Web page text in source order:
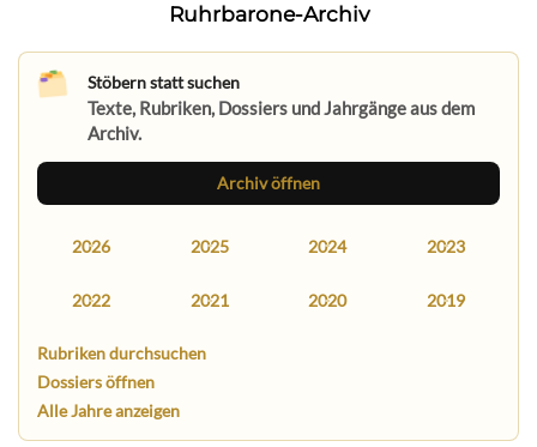
Ruhrbarone-Archiv
Stöbern statt suchen
Texte, Rubriken, Dossiers und Jahrgänge aus dem
Archiv.
Archiv öffnen
2026 2025 2024 2023
2022 2021 2020 2019
Rubriken durchsuchen
Dossiers öffnen
Alle Jahre anzeigen